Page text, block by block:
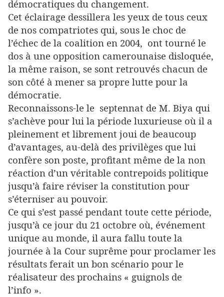
démocratiques du changement.
Cet éclairage dessillera les yeux de tous ceux
de nos compatriotes qui, sous le choc de
l’échec de la coalition en 2004, ont tourné le
dos à une opposition camerounaise disloquée,
la même raison, se sont retrouvés chacun de
son côté à mener sa propre lutte pour la
démocratie.
Reconnaissons-le le septennat de M. Biya qui
s’achève pour lui la période luxurieuse où il a
pleinement et librement joui de beaucoup
d’avantages, au-delà des privilèges que lui
confère son poste, profitant même de la non
réaction d’un véritable contrepoids politique
jusqu’à faire réviser la constitution pour
s’éterniser au pouvoir.
Ce qui s’est passé pendant toute cette période,
jusqu’à ce jour du 21 octobre où, événement
unique au monde, il aura fallu toute la
journée à la Cour suprême pour proclamer les
résultats ferait un bon scénario pour le
réalisateur des prochains « guignols de
l’info ».